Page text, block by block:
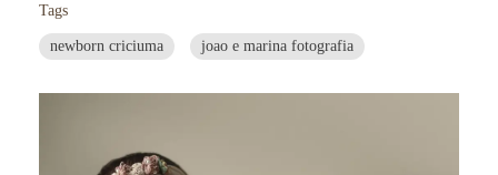
Tags
newborn criciuma joao e marina fotografia